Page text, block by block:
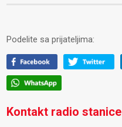
Podelite sa prijateljima:
Kontakt radio stanice